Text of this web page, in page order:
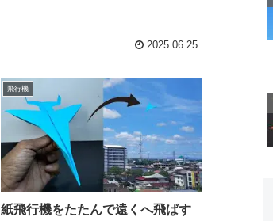
2025.06.25
飛行機
紙飛行機をたたんで遠くへ飛ばす